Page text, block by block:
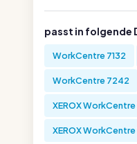
passt in folgende
WorkCentre 7132
WorkCentre 7242
XEROX
XEROX